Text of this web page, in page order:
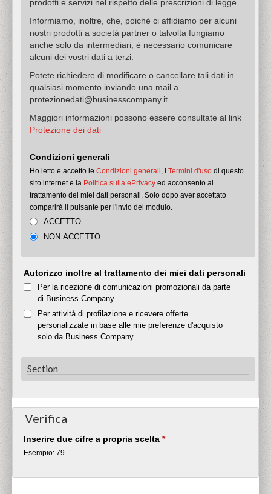
prodotti e servizi nel rispetto delle prescrizioni di legge.
Informiamo, inoltre, che, poiché ci affidiamo per alcuni
nostri prodotti a società partner o talvolta fungiamo
anche solo da intermediari, è necessario comunicare
alcuni dei vostri dati a terzi.
Potete richiedere di modificare o cancellare tali dati in
qualsiasi momento inviando una mail a
protezionedati@businesscompany.it .
Maggiori informazioni possono essere consultate al link
Protezione dei dati
Condizioni generali
Ho letto e accetto le Condizioni generali , i Termini d'usodi questo
sito internet e la Politica sulla ePrivacyed acconsento al
trattamento dei miei dati personali. Solo dopo aver accettato
comparirà il pulsante per l'invio del modulo.
ACCETTO
NON ACCETTO
Autorizzo inoltre al trattamento dei miei dati personali
Per la ricezione di comunicazioni promozionali da parte
di Business Company
Per attività di profilazione e ricevere offerte
personalizzate in base alle mie preferenze d'acquisto
solo da Business Company
Section
Verifica
Inserire due cifre a propria scelta *
Esempio: 79